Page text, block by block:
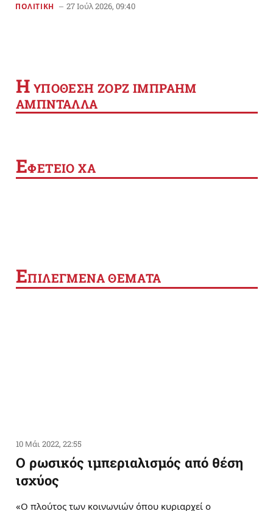
ΠΟΛΙΤΙΚΗ 27 Ιούλ 2026, 09:40
Η YΠΟΘΕΣΗ ΖΟΡΖ ΙΜΠΡΑΗΜ
ΑΜΠΝΤΑΛΛΑ
ΕΦΕΤΕΙΟ ΧΑ
ΕΠΙΛΕΓΜΕΝΑ ΘΕΜΑΤΑ
10 Μάι 2022, 22:55
Ο ρωσικός ιμπεριαλισμός από θέση
ισχύος
«Ο πλούτος των κοινωνιών όπου κυριαρχεί ο